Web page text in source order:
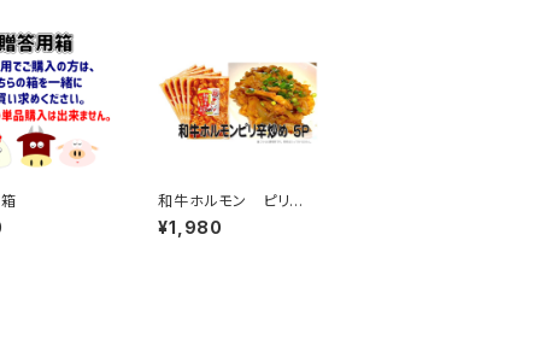
和牛ホルモン ピリ辛
炒め 5Ｐセット （1
袋 約200ｇ）
¥1,980